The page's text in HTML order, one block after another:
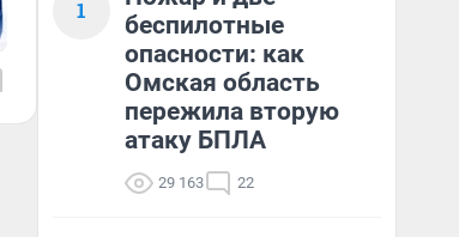
1
беспилотные
опасности: как
Омская область
пережила вторую
атаку БПЛА
29 163 22